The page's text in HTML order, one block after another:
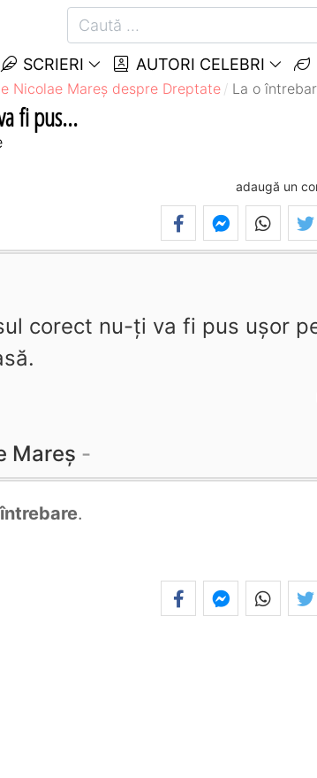
SCRIERI AUTORI CELEBRI
Nicolae Mareș despre Dreptate La o
fi pus...
adaugă un
corect nu-ți va fi pus ușor
Mareș
întrebare.